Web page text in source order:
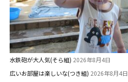
水鉄砲が大人気(そら組) 2026年8月4日
広いお部屋は楽しいな(つき組) 2026年8月4日